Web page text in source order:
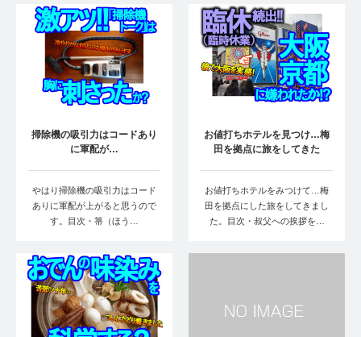
掃除機の吸引力はコードあり
に軍配が…
やはり掃除機の吸引力はコード
ありに軍配が上がると思うので
す。目次・箒（ほう…
お値打ちホテルを見つけ…梅
田を拠点に旅をしてきた
お値打ちホテルをみつけて…梅
田を拠点にした旅をしてきまし
た。目次・叔父への挨拶を…